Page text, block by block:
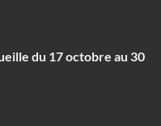
du 17 octobre au 30